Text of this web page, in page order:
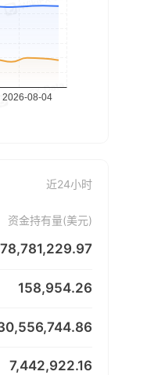
近24小时
资金持有量(美元)
158,954.26
7,442,922.16